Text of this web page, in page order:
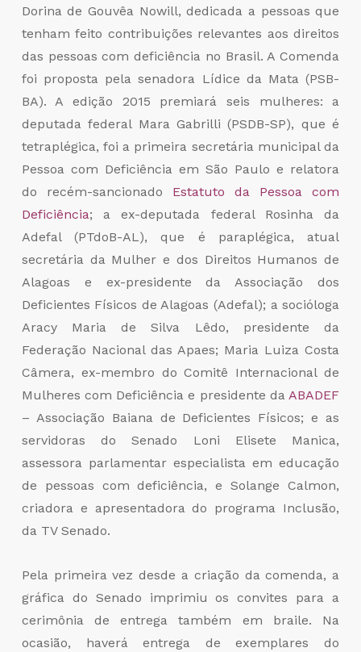
Dorina de Gouvêa Nowill, dedicada a pessoas que
tenham feito contribuições relevantes aos direitos
das pessoas com deficiência no Brasil. A Comenda
foi proposta pela senadora Lídice da Mata (PSB-
BA). A edição 2015 premiará seis mulheres: a
deputada federal Mara Gabrilli (PSDB-SP), que é
tetraplégica, foi a primeira secretária municipal da
Pessoa com Deficiência em São Paulo e relatora
do recém-sancionado Estatuto da Pessoa com
Deficiência; a ex-deputada federal Rosinha da
Adefal (PTdoB-AL), que é paraplégica, atual
secretária da Mulher e dos Direitos Humanos de
Alagoas e ex-presidente da Associação dos
Deficientes Físicos de Alagoas (Adefal); a socióloga
Aracy Maria de Silva Lêdo, presidente da
Federação Nacional das Apaes; Maria Luiza Costa
Câmera, ex-membro do Comitê Internacional de
Mulheres com Deficiência e presidente daABADEF
– Associação Baiana de Deficientes Físicos; e as
servidoras do Senado Loni Elisete Manica,
assessora parlamentar especialista em educação
de pessoas com deficiência, e Solange Calmon,
criadora e apresentadora do programa Inclusão,
da TV Senado.
Pela primeira vez desde a criação da comenda, a
gráfica do Senado imprimiu os convites para a
cerimônia de entrega também em braile. Na
ocasião, haverá entrega de exemplares do